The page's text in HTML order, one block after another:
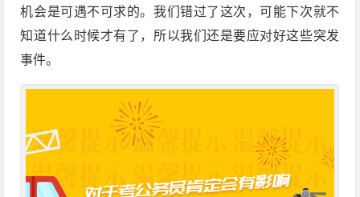
机会是可遇不可求的。我们错过了这次，可能下次就不
知道什么时候才有了，所以我们还是要应对好这些突发
事件。